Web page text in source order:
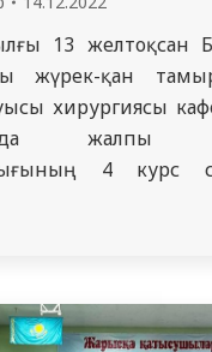
13 желтоқсан
жүрек-қан
хирургиясы
жалпы
4 курс
жүрек-қан
тиянақтап,